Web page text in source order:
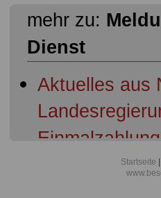
mehr zu:
Dienst
Aktuelles aus
Richterinnen
Startseite